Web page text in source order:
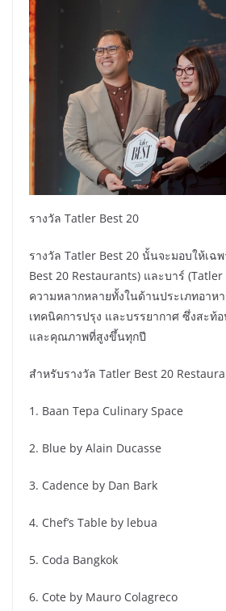
รางวัล Tatler Best 20
รางวัล Tatler Best 20 นั้นจะมอบให้เฉ
Best 20 Restaurants) และบาร์
ความหลากหลายทั้งในด้านประเภทอาห
เทคนิคการปรุง และบรรยากาศ ซึ่งสะท้
และคุณภาพที่สูงขึ้นทุกปี
สำหรับรางวัล Tatler Best 20
1. Baan Tepa Culinary Space
2. Blue by Alain Ducasse
3. Cadence by Dan Bark
4. Chef’s Table by lebua
5. Coda Bangkok
6. Cote by Mauro Colagreco